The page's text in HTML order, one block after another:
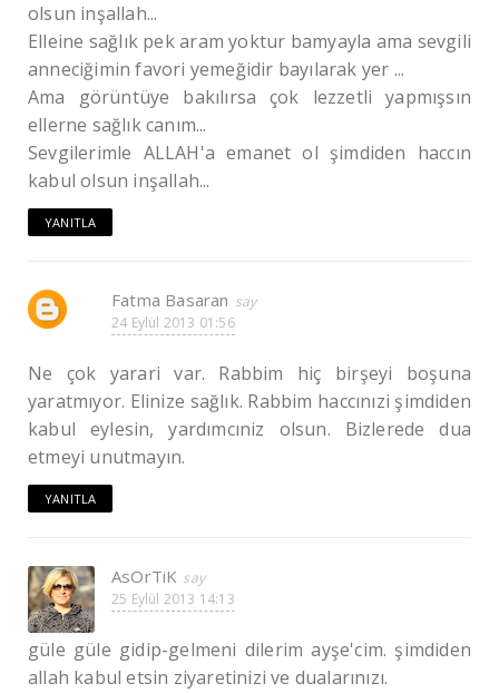
olsun inşallah...
Elleine sağlık pek aram yoktur bamyayla ama sevgili
anneciğimin favori yemeğidir bayılarak yer ...
Ama görüntüye bakılırsa çok lezzetli yapmışsın
ellerne sağlık canım...
Sevgilerimle ALLAH'a emanet ol şimdiden haccın
kabul olsun inşallah...
YANITLA
Fatma Basaran
24 Eylül 2013 01:56
Ne çok yarari var. Rabbim hiç birşeyi boşuna
yaratmıyor. Elinize sağlık. Rabbim haccınızi şimdiden
kabul eylesin, yardımcıniz olsun. Bizlerede dua
etmeyi unutmayın.
YANITLA
AsOrTiK
25 Eylül 2013 14:13
güle güle gidip-gelmeni dilerim ayşe'cim. şimdiden
allah kabul etsin ziyaretinizi ve dualarınızı.